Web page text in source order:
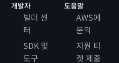
개발자
빌더 센
터
SDK 및
도구
도움말
AWS에
문의
지원 티
켓 제출